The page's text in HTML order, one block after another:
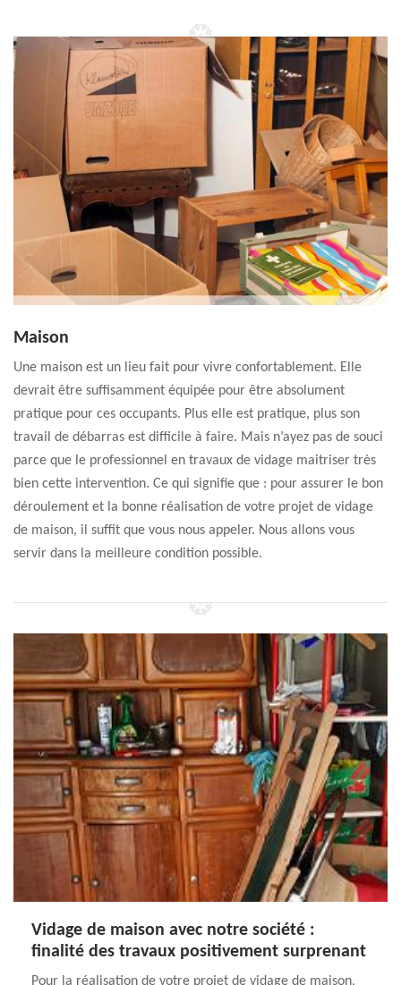
Maison
Une maison est un lieu fait pour vivre confortablement. Elle
devrait être suffisamment équipée pour être absolument
pratique pour ces occupants. Plus elle est pratique, plus son
travail de débarras est difficile à faire. Mais n’ayez pas de souci
parce que le professionnel en travaux de vidage maitriser très
bien cette intervention. Ce qui signifie que : pour assurer le bon
déroulement et la bonne réalisation de votre projet de vidage
de maison, il suffit que vous nous appeler. Nous allons vous
servir dans la meilleure condition possible.
Vidage de maison avec notre société :
finalité des travaux positivement surprenant
Pour la réalisation de votre projet de vidage de maison,